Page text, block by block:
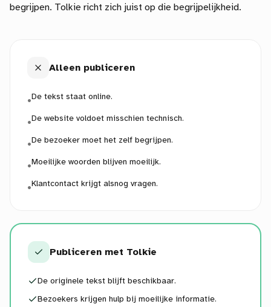
begrijpen. Tolkie richt zich juist op die begrijpelijkheid.
Alleen publiceren
•De tekst staat online.
•De website voldoet misschien technisch.
•De bezoeker moet het zelf begrijpen.
•Moeilijke woorden blijven moeilijk.
•Klantcontact krijgt alsnog vragen.
Publiceren met Tolkie
De originele tekst blijft beschikbaar.
Bezoekers krijgen hulp bij moeilijke informatie.